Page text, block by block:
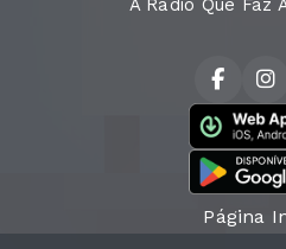
A Rádio Que Faz
Página